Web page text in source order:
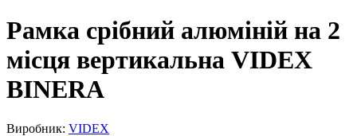
Рамка срібний алюміній на 2
місця вертикальна VIDEX
BINERA
Виробник: VIDEX